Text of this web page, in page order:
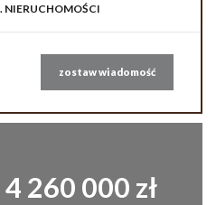
NIERUCHOMOŚCI
zostaw wiadomość
4 260 000 zł